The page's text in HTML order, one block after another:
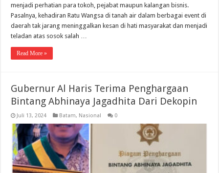
menjadi perhatian para tokoh, pejabat maupun kalangan bisnis.
Pasalnya, kehadiran Ratu Wangsa di tanah air dalam berbagai event di
daerah tak jarang meninggalkan kesan di hati masyarakat dan menjadi
teladan atas sosok salah …
Read More »
Gubernur Al Haris Terima Penghargaan
Bintang Abhinaya Jagadhita Dari Dekopin
Juli 13, 2024 Batam, Nasional 0